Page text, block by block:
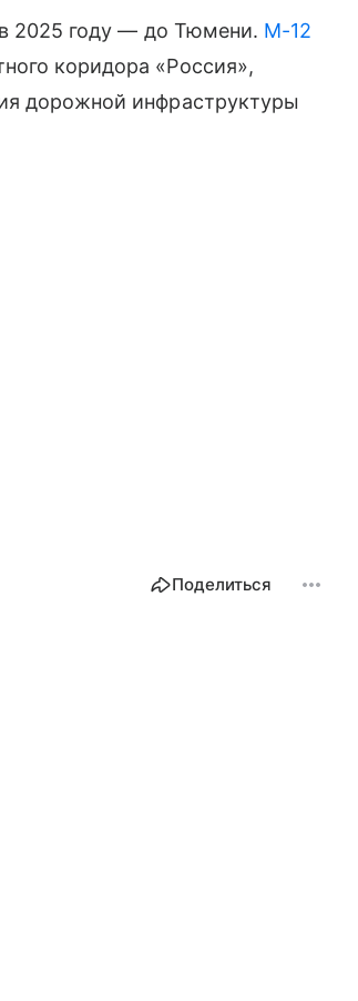
в 2025 году — до Тюмени. М-12
коридора «Россия»,
дорожной инфраструктуры
Поделиться